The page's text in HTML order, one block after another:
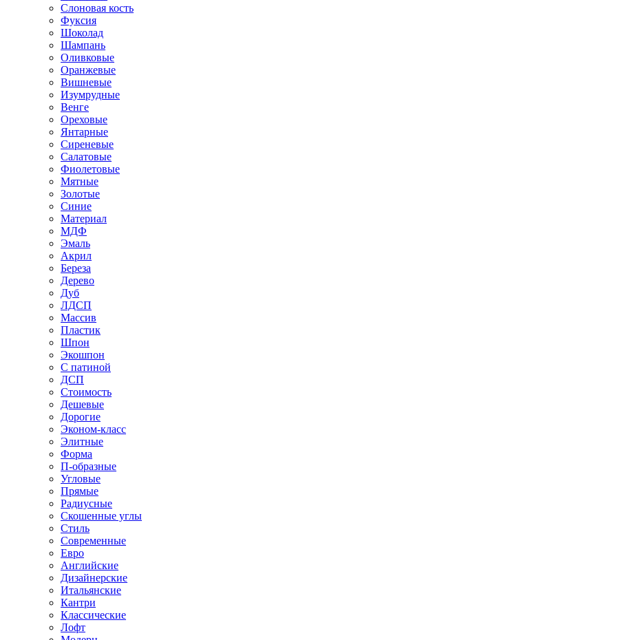
Слоновая кость
Фуксия
Шоколад
Шампань
Оливковые
Оранжевые
Вишневые
Изумрудные
Венге
Ореховые
Янтарные
Сиреневые
Салатовые
Фиолетовые
Мятные
Золотые
Синие
Материал
МДФ
Эмаль
Акрил
Береза
Дерево
Дуб
ЛДСП
Массив
Пластик
Шпон
Экошпон
С патиной
ДСП
Стоимость
Дешевые
Дорогие
Эконом-класс
Элитные
Форма
П-образные
Угловые
Прямые
Радиусные
Скошенные углы
Стиль
Современные
Евро
Английские
Дизайнерские
Итальянские
Кантри
Классические
Лофт